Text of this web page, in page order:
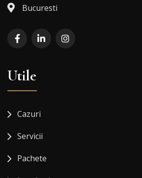
Bucuresti
Utile
Cazuri
Servicii
Pachete